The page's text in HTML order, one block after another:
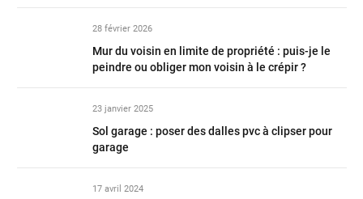
28 février 2026
Mur du voisin en limite de propriété : puis-je le
peindre ou obliger mon voisin à le crépir ?
23 janvier 2025
Sol garage : poser des dalles pvc à clipser pour
garage
17 avril 2024